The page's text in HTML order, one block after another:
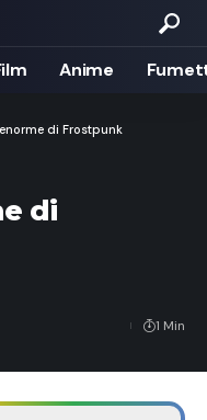
Anime
di Frostpunk
di
1 Min